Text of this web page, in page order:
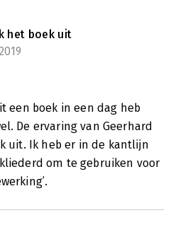
het boek uit
een boek in een dag heb
De ervaring van Geerhard
uit. Ik heb er in de kantlijn
om te gebruiken voor